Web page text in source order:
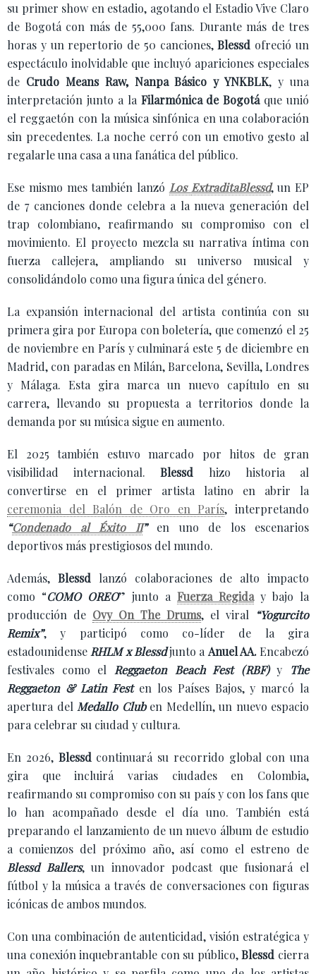
su primer show en estadio, agotando el Estadio Vive Claro
de Bogotá con más de 55,000 fans. Durante más de tres
horas y un repertorio de 50 canciones,Blessd ofreció un
espectáculo inolvidable que incluyó apariciones especiales
de Crudo Means Raw, Nanpa Básico y YNKBLK, y una
interpretación junto a la Filarmónica de Bogotáque unió
el reggaetón con la música sinfónica en una colaboración
sin precedentes. La noche cerró con un emotivo gesto al
regalarle una casa a una fanática del público.
Ese mismo mes también lanzó LosExtraditaBlessd, un EP
de 7 canciones donde celebra a la nueva generación del
trap colombiano, reafirmando su compromiso con el
movimiento. El proyecto mezcla su narrativa íntima con
fuerza callejera, ampliando su universo musical y
consolidándolo como una figura única del género.
La expansión internacional del artista continúa con su
primera gira por Europa con boletería, que comenzó el 25
de noviembre en París y culminará este 5 de diciembre en
Madrid, con paradas en Milán, Barcelona, Sevilla, Londres
y Málaga. Esta gira marca un nuevo capítulo en su
carrera, llevando su propuesta a territorios donde la
demanda por su música sigue en aumento.
El 2025 también estuvo marcado por hitos de gran
visibilidad internacional.Blessd hizo historia al
convertirse en el primer artista latino en abrir la
ceremonia del Balón de Oro en París, interpretando
“Condenado al Éxito II”en uno de los escenarios
deportivos más prestigiosos del mundo.
Además, Blessdlanzó colaboraciones de alto impacto
como “COMO OREO” junto a Fuerza Regiday bajo la
producción de Ovy On The Drums, el viral “Yogurcito
Remix”, y participó como co-líder de la gira
estadounidenseRHLM x Blessdjunto aAnuel AA.Encabezó
festivales como el Reggaeton Beach Fest (RBF)y The
Reggaeton & Latin Festen los Países Bajos, y marcó la
apertura del Medallo Cluben Medellín, un nuevo espacio
para celebrar su ciudad y cultura.
En 2026, Blessdcontinuará su recorrido global con una
gira que incluirá varias ciudades en Colombia,
reafirmando su compromiso con su país y con los fans que
lo han acompañado desde el día uno. También está
preparando el lanzamiento de un nuevo álbum de estudio
a comienzos del próximo año, así como el estreno de
Blessd Ballers, un innovador podcast que fusionará el
fútbol y la música a través de conversaciones con figuras
icónicas de ambos mundos.
Con una combinación de autenticidad, visión estratégica y
una conexión inquebrantable con su público,Blessd cierra